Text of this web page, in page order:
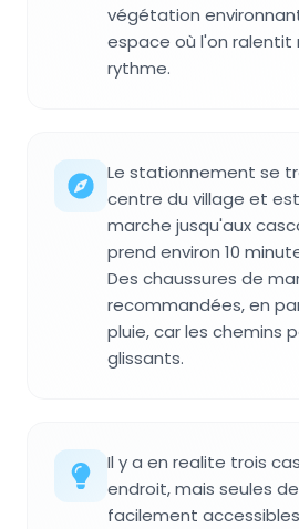
végétation
espace où l'on
rythme.
Le stationnement se
centre du village et
marche jusqu'aux
prend environ 10
Des chaussures de
recommandées, en
pluie, car les chemins
glissants.
Il y a en realite trois
endroit, mais seules
facilement